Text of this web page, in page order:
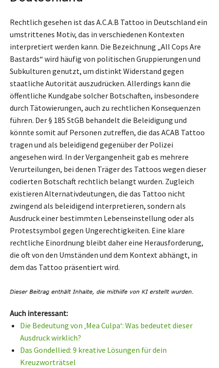
Rechtlich gesehen ist das A.C.A.B Tattoo in Deutschland ein
umstrittenes Motiv, das in verschiedenen Kontexten
interpretiert werden kann. Die Bezeichnung „All Cops Are
Bastards“ wird häufig von politischen Gruppierungen und
Subkulturen genutzt, um distinkt Widerstand gegen
staatliche Autorität auszudrücken. Allerdings kann die
öffentliche Kundgabe solcher Botschaften, insbesondere
durch Tätowierungen, auch zu rechtlichen Konsequenzen
führen. Der § 185 StGB behandelt die Beleidigung und
könnte somit auf Personen zutreffen, die das ACAB Tattoo
tragen und als beleidigend gegenüber der Polizei
angesehen wird. In der Vergangenheit gab es mehrere
Verurteilungen, bei denen Träger des Tattoos wegen dieser
codierten Botschaft rechtlich belangt wurden. Zugleich
existieren Alternativdeutungen, die das Tattoo nicht
zwingend als beleidigend interpretieren, sondern als
Ausdruck einer bestimmten Lebenseinstellung oder als
Protestsymbol gegen Ungerechtigkeiten. Eine klare
rechtliche Einordnung bleibt daher eine Herausforderung,
die oft von den Umständen und dem Kontext abhängt, in
dem das Tattoo präsentiert wird.
Auch interessant:
Die Bedeutung von ‚Mea Culpa‘: Was bedeutet dieser
Ausdruck wirklich?
Das Gondellied: 9 kreative Lösungen für dein
Kreuzworträtsel